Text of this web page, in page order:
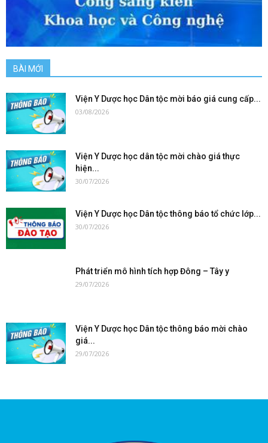
BÀI MỚI
Viện Y Dược học Dân tộc mời báo giá cung cấp...
03/08/2026
Viện Y Dược học dân tộc mời chào giá thực
hiện...
30/07/2026
Viện Y Dược học Dân tộc thông báo tổ chức lớp...
30/07/2026
Phát triển mô hình tích hợp Đông – Tây y
29/07/2026
Viện Y Dược học Dân tộc thông báo mời chào
giá...
29/07/2026